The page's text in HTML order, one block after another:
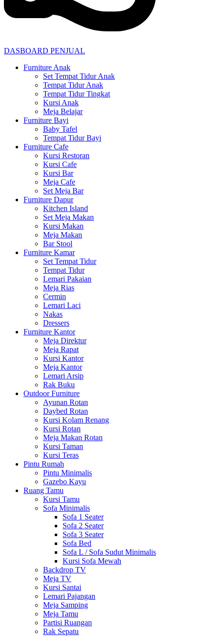
DASBOARD PENJUAL
Furniture Anak
Set Tempat Tidur Anak
Tempat Tidur Anak
Tempat Tidur Tingkat
Kursi Anak
Meja Belajar
Furniture Bayi
Baby Tafel
Tempat Tidur Bayi
Furniture Cafe
Kursi Restoran
Kursi Cafe
Kursi Bar
Meja Cafe
Set Meja Bar
Furniture Dapur
Kitchen Island
Set Meja Makan
Kursi Makan
Meja Makan
Bar Stool
Furniture Kamar
Set Tempat Tidur
Tempat Tidur
Lemari Pakaian
Meja Rias
Cermin
Lemari Laci
Nakas
Dressers
Furniture Kantor
Meja Direktur
Meja Rapat
Kursi Kantor
Meja Kantor
Lemari Arsip
Rak Buku
Outdoor Furniture
Ayunan Rotan
Daybed Rotan
Kursi Kolam Renang
Kursi Rotan
Meja Makan Rotan
Kursi Taman
Kursi Teras
Pintu Rumah
Pintu Minimalis
Gazebo Kayu
Ruang Tamu
Kursi Tamu
Sofa Minimalis
Sofa 1 Seater
Sofa 2 Seater
Sofa 3 Seater
Sofa Bed
Sofa L / Sofa Sudut Minimalis
Kursi Sofa Mewah
Backdrop TV
Meja TV
Kursi Santai
Lemari Pajangan
Meja Samping
Meja Tamu
Partisi Ruangan
Rak Sepatu